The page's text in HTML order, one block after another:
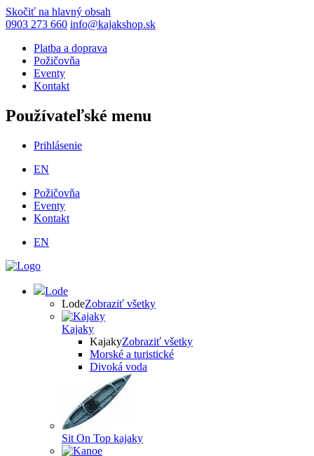
Skočiť na hlavný obsah
0903 273 660 info@kajakshop.sk
Platba a doprava
Požičovňa
Eventy
Kontakt
Používateľské menu
Prihlásenie
EN
Požičovňa
Eventy
Kontakt
EN
Lode
LodeZobraziť všetky
Kajaky
KajakyZobraziť všetky
Morské a turistické
Divoká voda
Sit On Top kajaky